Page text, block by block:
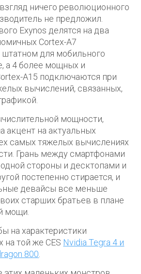
ничего революционного
не предложил.
Exynos делятся на два
Cortex-A7
для мобильного
а 4 более мощных и
A15 подключаются при
вычислений, связанных,
мощности,
акцент на актуальных
самых тяжелых вычислениях
Грань между смартфонами
стороны и десктопами и
постепенно стирается, и
девайсы все меньше
старших братьев в плане
мощи.
на характеристики
на той же CES Nvidia Tegra 4 и
800.